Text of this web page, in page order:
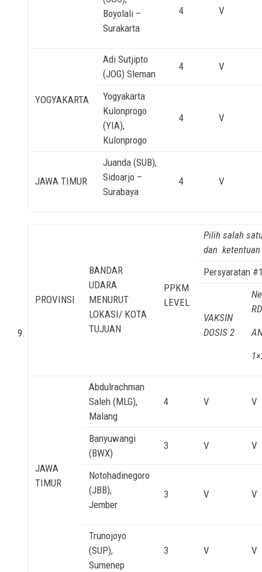
Boyolali –
Surakarta
4 V
YOGYAKARTA
Adi Sutjipto
(JOG) Sleman
4 V
Yogyakarta
Kulonprogo
(YIA),
Kulonprogo
4 V
JAWA TIMUR
Juanda (SUB),
Sidoarjo –
Surabaya
4 V
PROVINSI
BANDAR
UDARA
MENURUT
LOKASI/ KOTA
TUJUAN
PPKM
LEVEL
Pilih salah
dan ketentuan
Persyaratan
VAKSIN
DOSIS 2
JAWA
TIMUR
Abdulrachman
Saleh (MLG),
Malang
4 V V
Banyuwangi
(BWX)
3 V V
Notohadinegoro
(JBB),
Jember
3 V V
Trunojoyo
(SUP),
Sumenep
3 V V